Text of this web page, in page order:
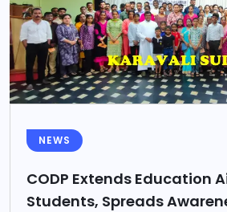
NEWS
CODP Extends Education
Students, Spreads